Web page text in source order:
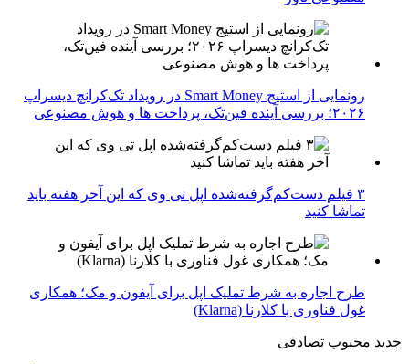
رونمایی از استیج Smart Money در رویداد تک‌کرانچ دیسراپ
۲۰۲۶؛ بررسی آینده فین‌تک، پرداخت‌ ها و هوش مصنوعی
۳ فیلم دست‌کم‌گرفته‌شده اپل تی وی که این آخر هفته باید
تماشا کنید
طرح اجاره به شرط تملیک اپل برای آیفون و مک؛ همکاری
غول فناوری با کلارنا (Klarna)
جدید محبوب تصادفی